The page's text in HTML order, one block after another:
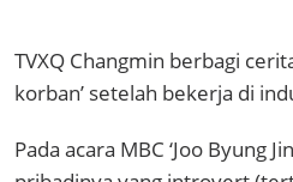
TVXQ Changmin berbagi
korban’ setelah bekerja di
Pada acara MBC ‘Joo Byung